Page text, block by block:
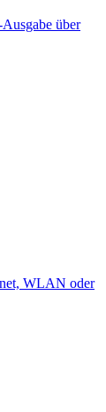
über
WLAN oder